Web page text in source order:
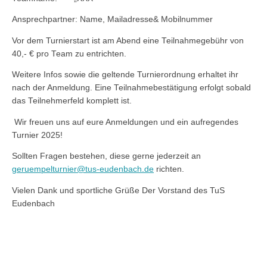
Ansprechpartner: Name, Mailadresse& Mobilnummer
Vor dem Turnierstart ist am Abend eine Teilnahmegebühr von
40,- € pro Team zu entrichten.
Weitere Infos sowie die geltende Turnierordnung erhaltet ihr
nach der Anmeldung. Eine Teilnahmebestätigung erfolgt sobald
das Teilnehmerfeld komplett ist.
Wir freuen uns auf eure Anmeldungen und ein aufregendes
Turnier 2025!
Sollten Fragen bestehen, diese gerne jederzeit an
geruempelturnier@tus-eudenbach.de richten.
Vielen Dank und sportliche Grüße Der Vorstand des TuS
Eudenbach